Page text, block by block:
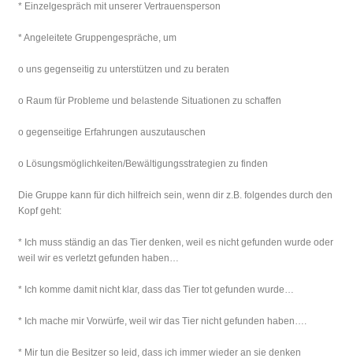
* Einzelgespräch mit unserer Vertrauensperson
* Angeleitete Gruppengespräche, um
o uns gegenseitig zu unterstützen und zu beraten
o Raum für Probleme und belastende Situationen zu schaffen
o gegenseitige Erfahrungen auszutauschen
o Lösungsmöglichkeiten/Bewältigungsstrategien zu finden
Die Gruppe kann für dich hilfreich sein, wenn dir z.B. folgendes durch den
Kopf geht:
* Ich muss ständig an das Tier denken, weil es nicht gefunden wurde oder
weil wir es verletzt gefunden haben…
* Ich komme damit nicht klar, dass das Tier tot gefunden wurde…
* Ich mache mir Vorwürfe, weil wir das Tier nicht gefunden haben….
* Mir tun die Besitzer so leid, dass ich immer wieder an sie denken